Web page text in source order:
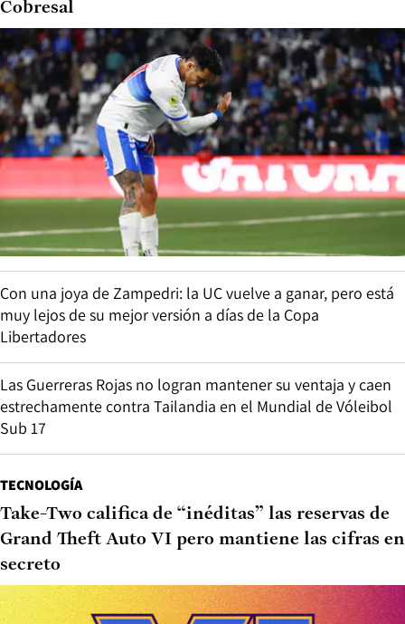
Cobresal
Con una joya de Zampedri: la UC vuelve a ganar, pero está
muy lejos de su mejor versión a días de la Copa
Libertadores
Las Guerreras Rojas no logran mantener su ventaja y caen
estrechamente contra Tailandia en el Mundial de Vóleibol
Sub 17
TECNOLOGÍA
Take-Two califica de “inéditas” las reservas de
Grand Theft Auto VI pero mantiene las cifras en
secreto